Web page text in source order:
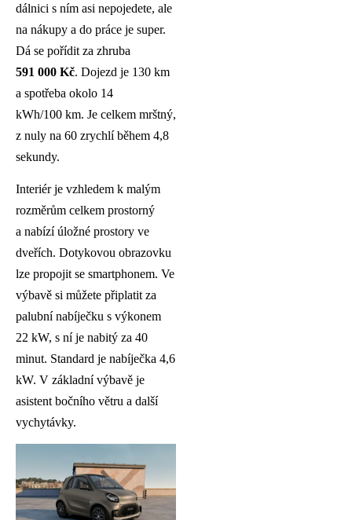
dálnici s ním asi nepojedete, ale
na nákupy a do práce je super.
Dá se pořídit za zhruba
591 000 Kč. Dojezd je 130 km
a spotřeba okolo 14
kWh/100 km. Je celkem mrštný,
z nuly na 60 zrychlí během 4,8
sekundy.
Interiér je vzhledem k malým
rozměrům celkem prostorný
a nabízí úložné prostory ve
dveřích. Dotykovou obrazovku
lze propojit se smartphonem. Ve
výbavě si můžete připlatit za
palubní nabíječku s výkonem
22 kW, s ní je nabitý za 40
minut. Standard je nabíječka 4,6
kW. V základní výbavě je
asistent bočního větru a další
vychytávky.